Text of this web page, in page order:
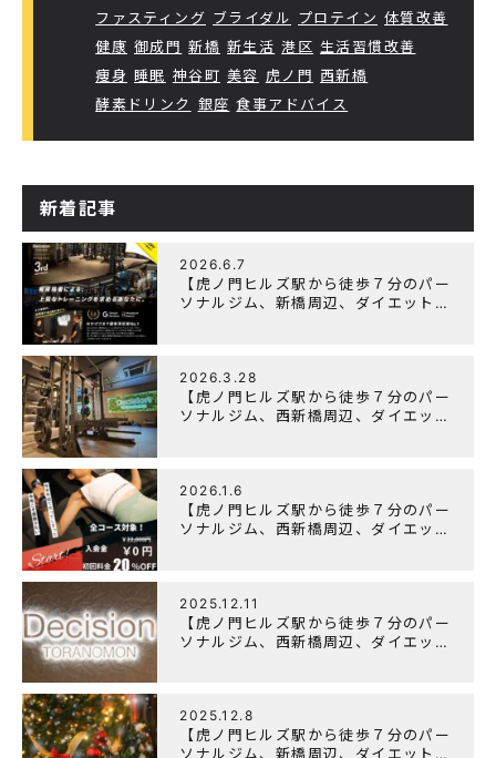
ファスティング ブライダル プロテイン 体質改善
健康 御成門 新橋 新生活 港区 生活習慣改善
痩身 睡眠 神谷町 美容 虎ノ門 西新橋
酵素ドリンク 銀座 食事アドバイス
新着記事
2026.6.7
【虎ノ門ヒルズ駅から徒歩７分のパー
ソナルジム、新橋周辺、ダイエットに
2026.3.28
【虎ノ門ヒルズ駅から徒歩７分のパー
ソナルジム、西新橋周辺、ダイエット
2026.1.6
【虎ノ門ヒルズ駅から徒歩７分のパー
ソナルジム、西新橋周辺、ダイエット
2025.12.11
【虎ノ門ヒルズ駅から徒歩７分のパー
ソナルジム、西新橋周辺、ダイエット
2025.12.8
【虎ノ門ヒルズ駅から徒歩７分のパー
ソナルジム、新橋周辺、ダイエットに